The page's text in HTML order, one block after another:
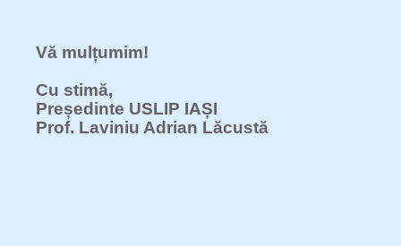
Vă mulțumim!
Cu stimă,
Președinte USLIP IAȘI
Prof. Laviniu Adrian Lăcustă